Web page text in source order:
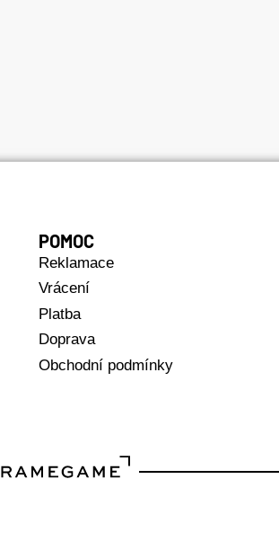
POMOC
Reklamace
Vrácení
Platba
Doprava
Obchodní podmínky